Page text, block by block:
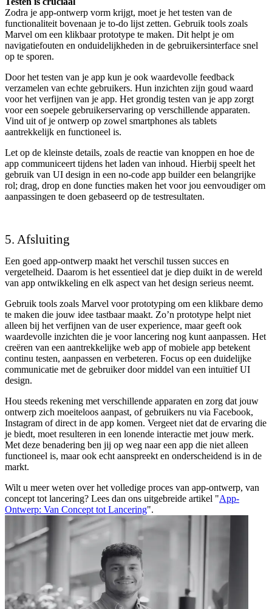
Zodra je app-ontwerp vorm krijgt, moet je het testen van de
functionaliteit bovenaan je to-do lijst zetten. Gebruik tools zoals
Marvel om een klikbaar prototype te maken. Dit helpt je om
navigatiefouten en onduidelijkheden in de gebruikersinterface snel
op te sporen.
Door het testen van je app kun je ook waardevolle feedback
verzamelen van echte gebruikers. Hun inzichten zijn goud waard
voor het verfijnen van je app. Het grondig testen van je app zorgt
voor een soepele gebruikerservaring op verschillende apparaten.
Vind uit of je ontwerp op zowel smartphones als tablets
aantrekkelijk en functioneel is.
Let op de kleinste details, zoals de reactie van knoppen en hoe de
app communiceert tijdens het laden van inhoud. Hierbij speelt het
gebruik van UI design in een no-code app builder een belangrijke
rol; drag, drop en done functies maken het voor jou eenvoudiger om
aanpassingen te doen gebaseerd op de testresultaten.
5. Afsluiting
Een goed app-ontwerp maakt het verschil tussen succes en
vergetelheid. Daarom is het essentieel dat je diep duikt in de wereld
van app ontwikkeling en elk aspect van het design serieus neemt.
Gebruik tools zoals Marvel voor prototyping om een klikbare demo
te maken die jouw idee tastbaar maakt. Zo’n prototype helpt niet
alleen bij het verfijnen van de user experience, maar geeft ook
waardevolle inzichten die je voor lancering nog kunt aanpassen. Het
creëren van een aantrekkelijke web app of mobiele app betekent
continu testen, aanpassen en verbeteren. Focus op een duidelijke
communicatie met de gebruiker door middel van een intuïtief UI
design.
Hou steeds rekening met verschillende apparaten en zorg dat jouw
ontwerp zich moeiteloos aanpast, of gebruikers nu via Facebook,
Instagram of direct in de app komen. Vergeet niet dat de ervaring die
je biedt, moet resulteren in een lonende interactie met jouw merk.
Met deze benadering ben jij op weg naar een app die niet alleen
functioneel is, maar ook echt aanspreekt en onderscheidend is in de
markt.
Wilt u meer weten over het volledige proces van app-ontwerp, van
concept tot lancering? Lees dan ons uitgebreide artikel "App-
Ontwerp: Van Concept tot Lancering".